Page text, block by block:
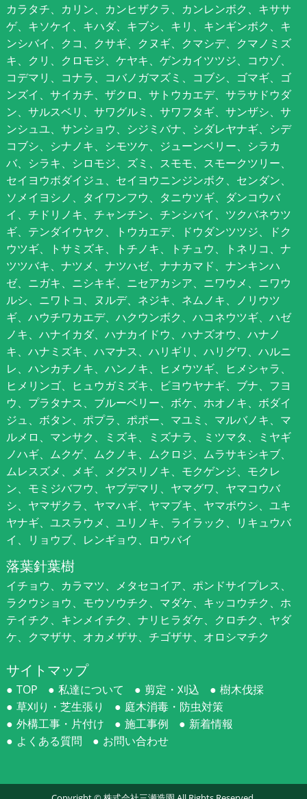
カラタチ、カリン、カンヒザクラ、カンレンボク、キササ
ゲ、キソケイ、キハダ、キブシ、キリ、キンギンボク、キ
ンシバイ、クコ、クサギ、クヌギ、クマシデ、クマノミズ
キ、クリ、クロモジ、ケヤキ、ゲンカイツツジ、コウゾ、
コデマリ、コナラ、コバノガマズミ、コブシ、ゴマギ、ゴ
ンズイ、サイカチ、ザクロ、サトウカエデ、サラサドウダ
ン、サルスベリ、サワグルミ、サワフタギ、サンザシ、サ
ンシュユ、サンショウ、シジミバナ、シダレヤナギ、シデ
コブシ、シナノキ、シモツケ、ジューンベリー、シラカ
バ、シラキ、シロモジ、ズミ、スモモ、スモークツリー、
セイヨウボダイジュ、セイヨウニンジンボク、センダン、
ソメイヨシノ、タイワンフウ、タニウツギ、ダンコウバ
イ、チドリノキ、チャンチン、チンシバイ、ツクバネウツ
ギ、テンダイウヤク、トウカエデ、ドウダンツツジ、ドク
ウツギ、トサミズキ、トチノキ、トチュウ、トネリコ、ナ
ツツバキ、ナツメ、ナツハゼ、ナナカマド、ナンキンハ
ゼ、ニガキ、ニシキギ、ニセアカシア、ニワウメ、ニワウ
ルシ、ニワトコ、ヌルデ、ネジキ、ネムノキ、ノリウツ
ギ、ハウチワカエデ、ハクウンボク、ハコネウツギ、ハゼ
ノキ、ハナイカダ、ハナカイドウ、ハナズオウ、ハナノ
キ、ハナミズキ、ハマナス、ハリギリ、ハリグワ、ハルニ
レ、ハンカチノキ、ハンノキ、ヒメウツギ、ヒメシャラ、
ヒメリンゴ、ヒュウガミズキ、ビヨウヤナギ、ブナ、フヨ
ウ、プラタナス、ブルーベリー、ボケ、ホオノキ、ボダイ
ジュ、ボタン、ポプラ、ポポー、マユミ、マルバノキ、マ
ルメロ、マンサク、ミズキ、ミズナラ、ミツマタ、ミヤギ
ノハギ、ムクゲ、ムクノキ、ムクロジ、ムラサキシキブ、
ムレスズメ、メギ、メグスリノキ、モクゲンジ、モクレ
ン、モミジバフウ、ヤブデマリ、ヤマグワ、ヤマコウバ
シ、ヤマザクラ、ヤマハギ、ヤマブキ、ヤマボウシ、ユキ
ヤナギ、ユスラウメ、ユリノキ、ライラック、リキュウバ
イ、リョウブ、レンギョウ、ロウバイ
落葉針葉樹
イチョウ、カラマツ、メタセコイア、ポンドサイプレス、
ラクウショウ、モウソウチク、マダケ、キッコウチク、ホ
テイチク、キンメイチク、ナリヒラダケ、クロチク、ヤダ
ケ、クマザサ、オカメザサ、チゴザサ、オロシマチク
サイトマップ
TOP 私達について 剪定・刈込
樹木伐採
草刈り・芝生張り
庭木消毒・防虫対策
外構工事・片付け
施工事例
新着情報
よくある質問
お問い合わせ